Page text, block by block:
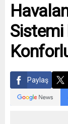
Sistemi
Paylaş